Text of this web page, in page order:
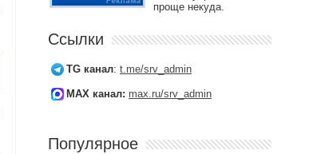
проще некуда.
Ссылки
TG канал: t.me/srv_admin
MAX канал: max.ru/srv_admin
Популярное